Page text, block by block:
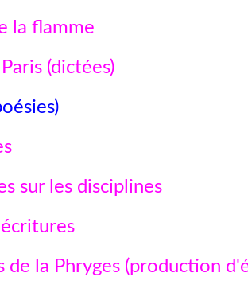
la flamme
(dictées)
sur les disciplines
écritures
de la Phryges (production